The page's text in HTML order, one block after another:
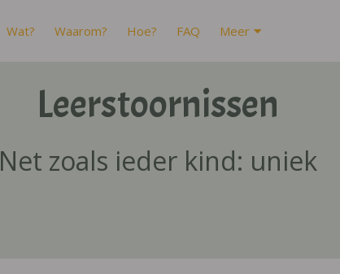
Wat? Waarom? Hoe? FAQ Meer
Leerstoornissen
Net zoals ieder kind: uniek